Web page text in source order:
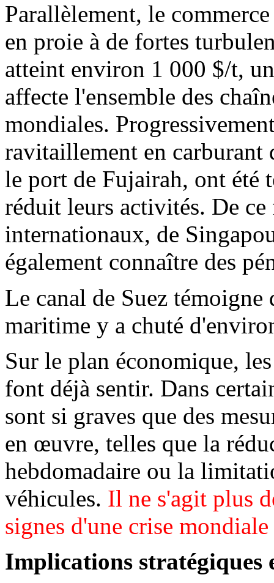
Parallèlement, le
en proie à de fortes
atteint environ 1 000 $/t,
affecte l'ensemble des
mondiales.
ravitaillement en carburant
le port de Fujairah, ont été
réduit leurs activités. De
internationaux, de
également connaître des
Le canal de Suez
maritime y a chuté
Sur le plan économique,
font déjà sentir. Dans
sont si graves que des
en œuvre, telles que la
hebdomadaire ou la
véhicules. Il ne s'agit plus
signes d'une crise mondiale
Implications stratégiques